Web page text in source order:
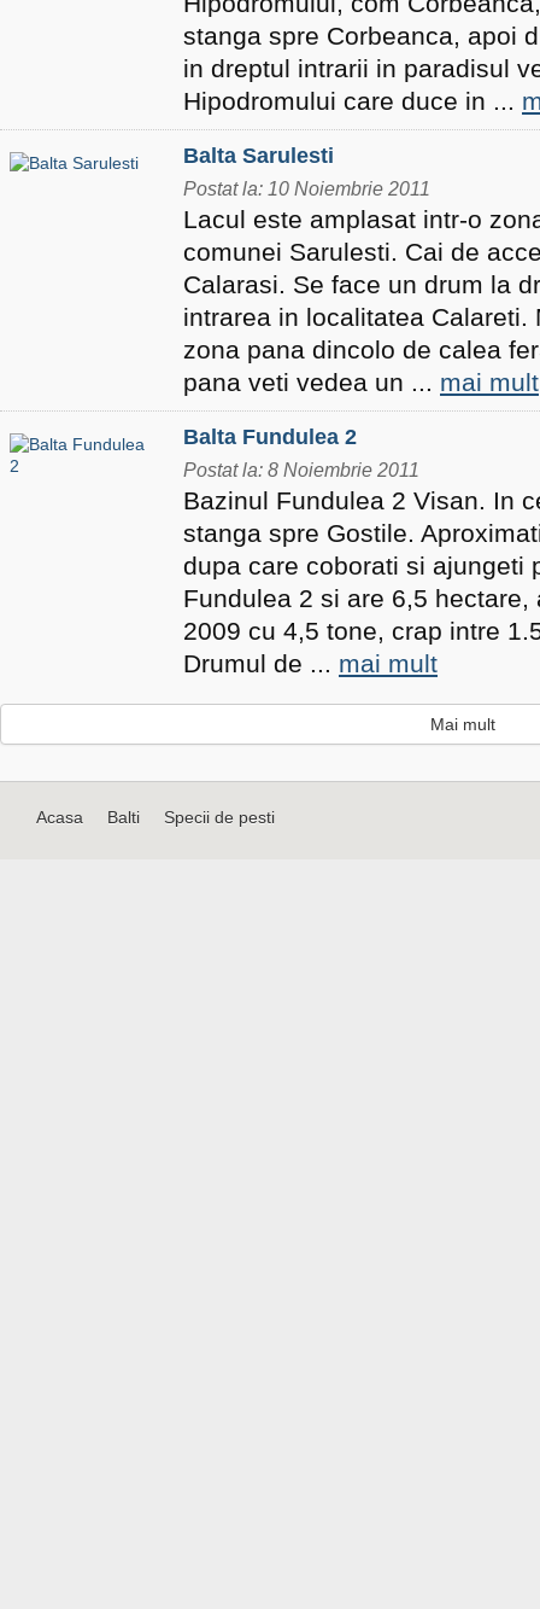
stanga spre Corbeanca, apoi
in dreptul intrarii in paradisul
Hipodromului care duce in ...
Balta Sarulesti
Postat la: 10 Noiembrie 2011
Lacul este amplasat intr-o
comunei Sarulesti. Cai de
Calarasi. Se face un drum la
intrarea in localitatea
zona pana dincolo de calea
pana veti vedea un ... mai mult
Balta Fundulea 2
Postat la: 8 Noiembrie 2011
Bazinul Fundulea 2 Visan. In
stanga spre Gostile.
dupa care coborati si ajungeti
Fundulea 2 si are 6,5
2009 cu 4,5 tone, crap intre
Drumul de ... mai mult
Mai mult
Acasa Balti Specii de pesti